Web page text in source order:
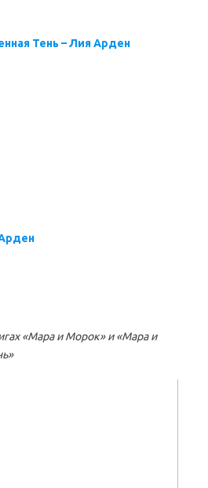
Тень – Лия Арден
«Мара и Морок» и «Мара и